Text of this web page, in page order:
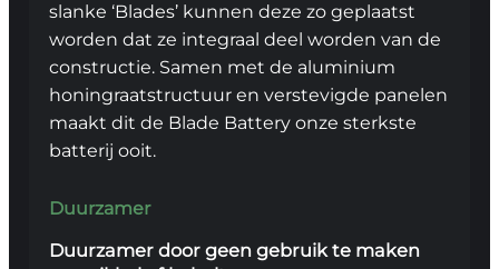
slanke ‘Blades’ kunnen deze zo geplaatst
worden dat ze integraal deel worden van de
constructie. Samen met de aluminium
honingraatstructuur en verstevigde panelen
maakt dit de Blade Battery onze sterkste
batterij ooit.
Duurzamer
Duurzamer door geen gebruik te maken